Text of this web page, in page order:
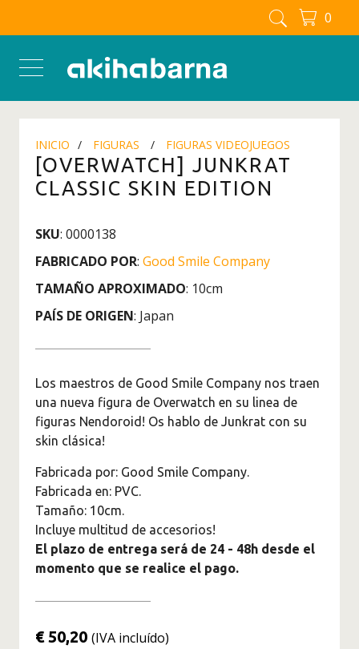
Figuras
Figuras Blue Lock
Figuras Boku No Hero - My
Hero Academia
Figuras Chainsaw man
Figuras Dandadan
Figuras Detective Conan
Figuras Dragon Ball
Figuras Full Metal Alchemist
Superhéroes
Figuras Jujutsu Kaisen
Figuras Kimetsu No Yaiba -
Figuras Monster Hunter
Figuras Naruto
Figuras de One Piece
Originales
Figuras Solo Leveling
0
INICIO FIGURAS FIGURAS VIDEOJUEGOS
[OVERWATCH] JUNKRAT
CLASSIC SKIN EDITION
SKU: 0000138
FABRICADO POR: Good Smile Company
TAMAÑO APROXIMADO: 10cm
PAÍS DE ORIGEN: Japan
Los maestros de Good Smile Company nos traen
una nueva figura de Overwatch en su linea de
figuras Nendoroid! Os hablo de Junkrat con su
skin clásica!
Fabricada por: Good Smile Company.
Fabricada en: PVC.
Tamaño: 10cm.
Incluye multitud de accesorios!
El plazo de entrega será de 24 - 48h desde el
momento que se realice el pago.
€ 50,20 (IVA incluído)